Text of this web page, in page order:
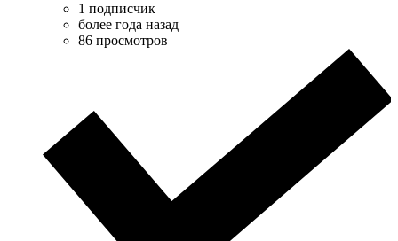
1 подписчик
более года назад
86 просмотров